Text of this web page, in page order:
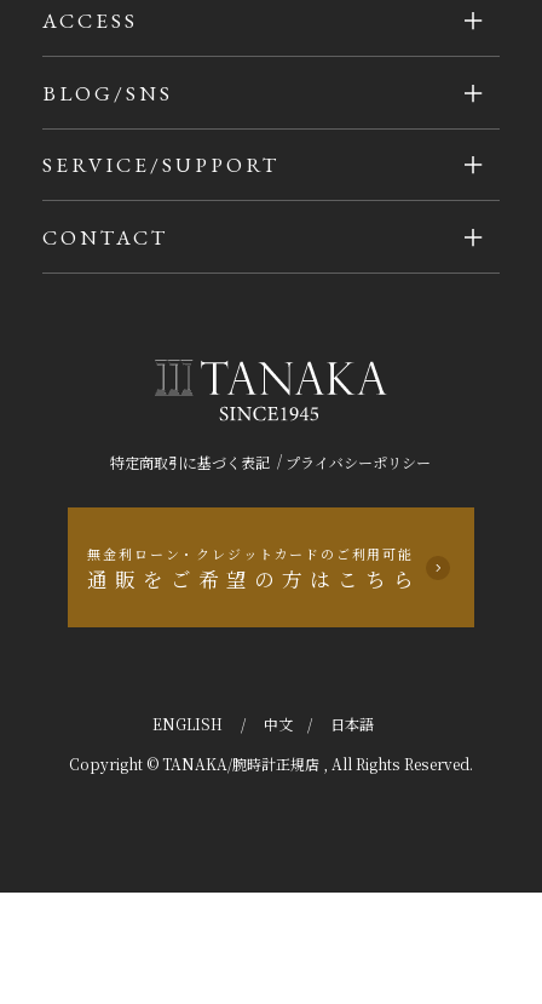
特定商取引に基づく表記 / プライバシーポリシー
無金利ローン・クレジットカードのご利用可能
通販をご希望の方はこちら
ACCESS
BLOG/SNS
SERVICE/SUPPORT
CONTACT
ENGLISH / 中文 / 日本語
Copyright © TANAKA/腕時計正規店 , All Rights Reserved.